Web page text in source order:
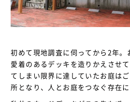
初めて現地調査に伺ってから2年。
愛着のあるデッキを造りかえさせ
てしまい限界に達していたお庭は
所となり、人とお庭をつなぐ存在に